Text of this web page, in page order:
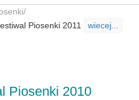
/
Piosenki 2011
wiecej...
Piosenki 2010